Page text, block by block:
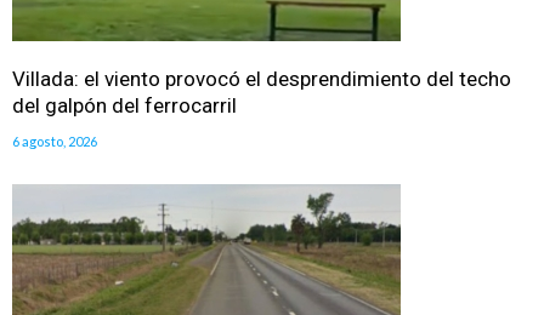
Villada: el viento provocó el desprendimiento del techo
del galpón del ferrocarril
6 agosto, 2026